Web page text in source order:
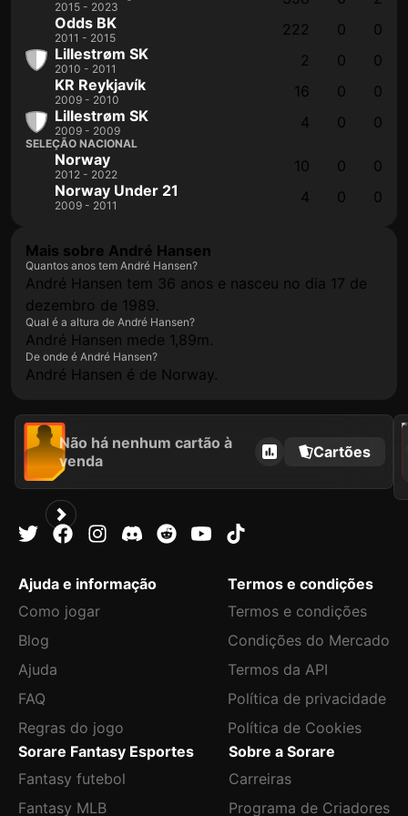
2015 - 2023
Odds BK
2011 - 2015 222 0
0
Lillestrøm SK
2010 - 2011 2 0
0
KR Reykjavík
2009 - 2010 16 0
0
Lillestrøm SK
2009 - 2009 4 0 0
SELEÇÃO NACIONAL
Norway
2012 - 2022 10 0
0
Norway Under 21
2009 - 2011 4 0 0
Mais sobre André Hansen
Quantos anos tem André Hansen?
André Hansen tem 36 anos e nasceu no dia 17 de
dezembro de 1989.
Qual é a altura de André Hansen?
André Hansen mede 1,89m.
De onde é André Hansen?
André Hansen é de Norway.
Não há nenhum cartão à
venda
Cartões
2022
Ajuda e informação
Como jogar
Blog
Ajuda
FAQ
Regras do jogo
Termos e condições
Termos e condições
Condições do Mercado
Termos da API
Política de privacidade
Política de Cookies
Sorare Fantasy Esportes
Fantasy futebol
Fantasy MLB
Sobre a Sorare
Carreiras
Programa de Criadores